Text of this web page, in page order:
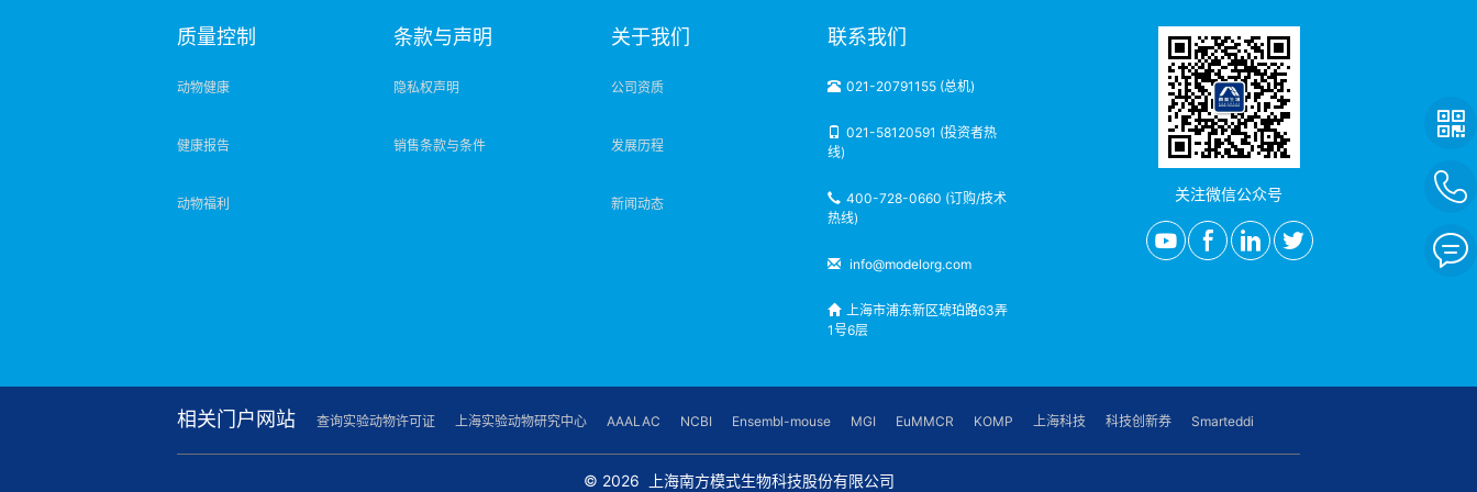
质量控制
动物健康
健康报告
动物福利
条款与声明
隐私权声明
销售条款与条件
关于我们
公司资质
发展历程
新闻动态
联系我们
021-20791155 (总机)
021-58120591 (投资者热
线)
400-728-0660 (订购/技术
热线)
info@modelorg.com
上海市浦东新区琥珀路63弄
1号6层
关注微信公众号
相关门户网站 查询实验动物许可证 上海实验动物研究中心 AAALAC NCBI Ensembl-mouse MGI EuMMCR KOMP 上海科技 科技创新券 Smarteddi
© 2026 上海南方模式生物科技股份有限公司